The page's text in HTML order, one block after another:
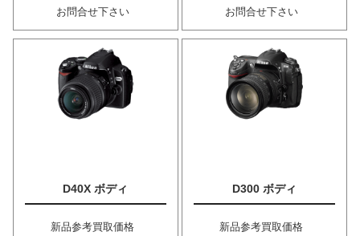
お問合せ下さい
お問合せ下さい
D40X ボディ
新品参考買取価格
D300 ボディ
新品参考買取価格